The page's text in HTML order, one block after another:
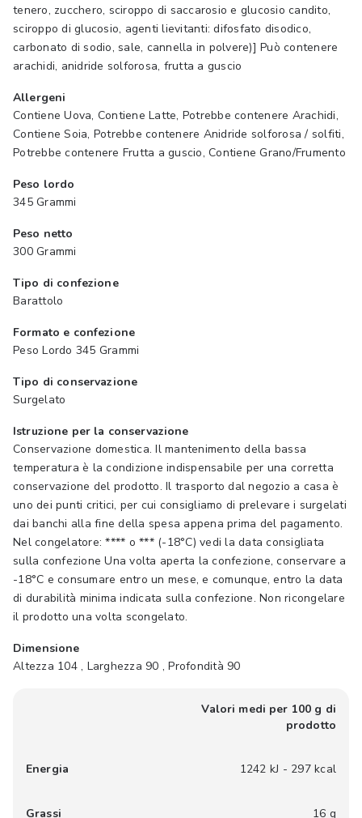
tenero, zucchero, sciroppo di saccarosio e glucosio candito,
sciroppo di glucosio, agenti lievitanti: difosfato disodico,
carbonato di sodio, sale, cannella in polvere)] Può contenere
arachidi, anidride solforosa, frutta a guscio
Allergeni
Contiene Uova, Contiene Latte, Potrebbe contenere Arachidi,
Contiene Soia, Potrebbe contenere Anidride solforosa / solfiti,
Potrebbe contenere Frutta a guscio, Contiene Grano/Frumento
Peso lordo
345 Grammi
Peso netto
300 Grammi
Tipo di confezione
Barattolo
Formato e confezione
Peso Lordo 345 Grammi
Tipo di conservazione
Surgelato
Istruzione per la conservazione
Conservazione domestica. Il mantenimento della bassa
temperatura è la condizione indispensabile per una corretta
conservazione del prodotto. Il trasporto dal negozio a casa è
uno dei punti critici, per cui consigliamo di prelevare i surgelati
dai banchi alla fine della spesa appena prima del pagamento.
Nel congelatore: **** o *** (-18°C) vedi la data consigliata
sulla confezione Una volta aperta la confezione, conservare a
-18°C e consumare entro un mese, e comunque, entro la data
di durabilità minima indicata sulla confezione. Non ricongelare
il prodotto una volta scongelato.
Dimensione
Altezza 104 , Larghezza 90 , Profondità 90
Valori medi per 100 g di
prodotto
Energia 1242 kJ - 297 kcal
Grassi 16 g